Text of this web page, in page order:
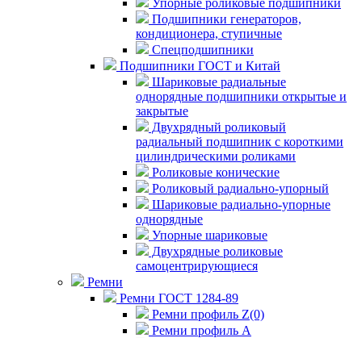
Упорные роликовые подшипники
Подшипники генераторов,
кондиционера, ступичные
Спецподшипники
Подшипники ГОСТ и Китай
Шариковые радиальные
однорядные подшипники открытые и
закрытые
Двухрядный роликовый
радиальный подшипник с короткими
цилиндрическими роликами
Роликовые конические
Роликовый радиально-упорный
Шариковые радиально-упорные
однорядные
Упорные шариковые
Двухрядные роликовые
самоцентрирующиеся
Ремни
Ремни ГОСТ 1284-89
Ремни профиль Z(0)
Ремни профиль А